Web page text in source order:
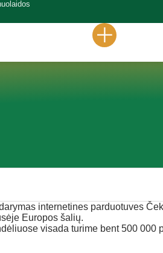
internetines parduotuves
Europos šalių.
visada turime bent 500 000